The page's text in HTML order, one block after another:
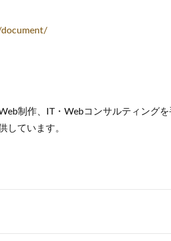
document/
制作、IT・Webコンサルティングを
しています。